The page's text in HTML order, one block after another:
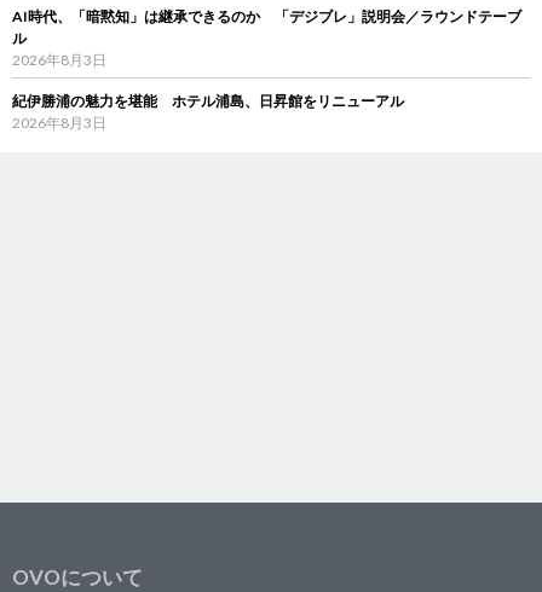
AI時代、「暗黙知」は継承できるのか 「デジブレ」説明会／ラウンドテーブ
ル
2026年8月3日
紀伊勝浦の魅力を堪能 ホテル浦島、日昇館をリニューアル
2026年8月3日
OVOについて